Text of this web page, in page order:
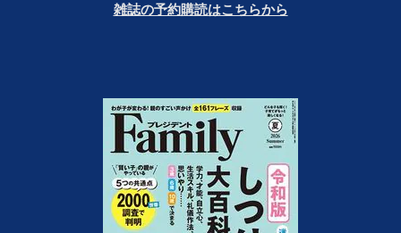
雑誌の予約購読はこちらから